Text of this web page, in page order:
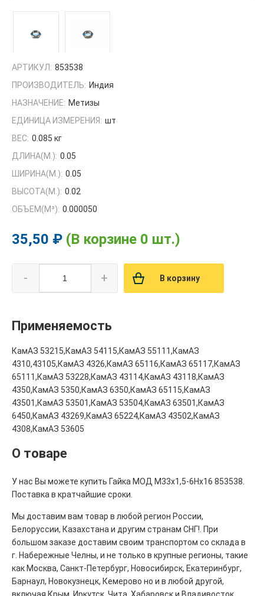
АРТИКУЛ: 853538
ПРОИЗВОДИТЕЛЬ: Индия
НАЗНАЧЕНИЕ: Метизы
ЕДИНИЦА ИЗМЕРЕНИЯ: шт
ВЕС: 0.085 кг
ДЛИНА(М.): 0.05
ШИРИНА(М.): 0.05
ВЫСОТА(М.): 0.02
ОБЪЕМ(M³): 0.000050
35,50 ₽ (В корзине 0 шт.)
- + В корзину
Применяемость
КамАЗ 53215,КамАЗ 54115,КамАЗ 55111,КамАЗ
4310,43105,КамАЗ 4326,КамАЗ 65116,КамАЗ 65117,КамАЗ
65111,КамАЗ 53228,КамАЗ 43114,КамАЗ 43118,КамАЗ
4350,КамАЗ 5350,КамАЗ 6350,КамАЗ 65115,КамАЗ
43501,КамАЗ 53501,КамАЗ 53504,КамАЗ 63501,КамАЗ
6450,КамАЗ 43269,КамАЗ 65224,КамАЗ 43502,КамАЗ
4308,КамАЗ 53605
О товаре
У нас Вы можете купить Гайка МОД М33х1,5-6Нх16 853538.
Поставка в кратчайшие сроки.
Мы доставим вам товар в любой регион России,
Белоруссии, Казахстана и другим странам СНГ!. При
большом заказе доставим своим транспортом со склада в
г. Набережные Челны, и не только в крупные регионы, такие
как Москва, Санкт-Петербург, Новосибирск, Екатеринбург,
Барнаул, Новокузнецк, Кемерово но и в любой другой,